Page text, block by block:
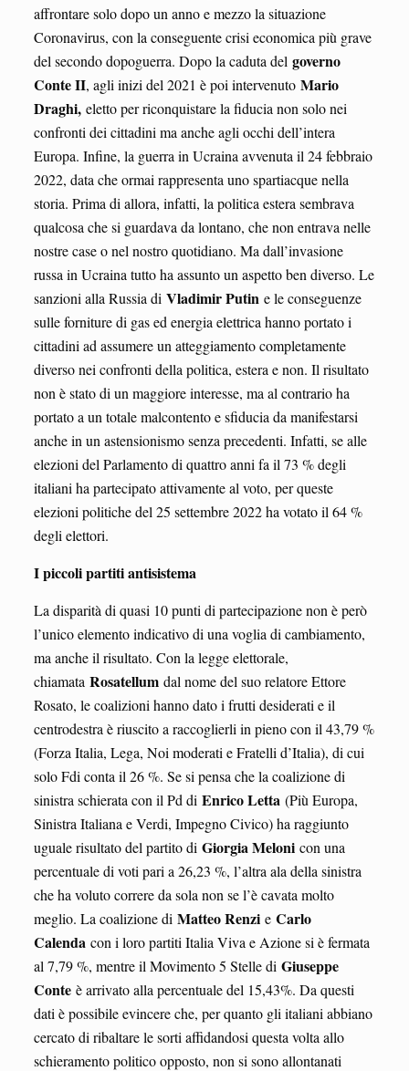
affrontare solo dopo un anno e mezzo la situazione
Coronavirus, con la conseguente crisi economica più grave
del secondo dopoguerra. Dopo la caduta del governo
Conte II, agli inizi del 2021 è poi intervenuto Mario
Draghi,eletto per riconquistare la fiducia non solo nei
confronti dei cittadini ma anche agli occhi dell’intera
Europa. Infine, la guerra in Ucraina avvenuta il 24 febbraio
2022, data che ormai rappresenta uno spartiacque nella
storia. Prima di allora, infatti, la politica estera sembrava
qualcosa che si guardava da lontano, che non entrava nelle
nostre case o nel nostro quotidiano. Ma dall’invasione
russa in Ucraina tutto ha assunto un aspetto ben diverso. Le
sanzioni alla Russia di Vladimir Putin e le conseguenze
sulle forniture di gas ed energia elettrica hanno portato i
cittadini ad assumere un atteggiamento completamente
diverso nei confronti della politica, estera e non. Il risultato
non è stato di un maggiore interesse, ma al contrario ha
portato a un totale malcontento e sfiducia da manifestarsi
anche in un astensionismo senza precedenti. Infatti, se alle
elezioni del Parlamento di quattro anni fa il 73 % degli
italiani ha partecipato attivamente al voto, per queste
elezioni politiche del 25 settembre 2022 ha votato il 64 %
degli elettori.
I piccoli partiti antisistema
La disparità di quasi 10 punti di partecipazione non è però
l’unico elemento indicativo di una voglia di cambiamento,
ma anche il risultato. Con la legge elettorale,
chiamata Rosatellumdal nome del suo relatore Ettore
Rosato, le coalizioni hanno dato i frutti desiderati e il
centrodestra è riuscito a raccoglierli in pieno con il 43,79 %
(Forza Italia, Lega, Noi moderati e Fratelli d’Italia), di cui
solo Fdi conta il 26 %. Se si pensa che la coalizione di
sinistra schierata con il Pd di Enrico Letta (Più Europa,
Sinistra Italiana e Verdi, Impegno Civico) ha raggiunto
uguale risultato del partito di Giorgia Melonicon una
percentuale di voti pari a 26,23 %, l’altra ala della sinistra
che ha voluto correre da sola non se l’è cavata molto
meglio. La coalizione di Matteo Renzie Carlo
Calenda con i loro partiti Italia Viva e Azione si è fermata
al 7,79 %, mentre il Movimento 5 Stelle di Giuseppe
Conteè arrivato alla percentuale del 15,43%. Da questi
dati è possibile evincere che, per quanto gli italiani abbiano
cercato di ribaltare le sorti affidandosi questa volta allo
schieramento politico opposto, non si sono allontanati